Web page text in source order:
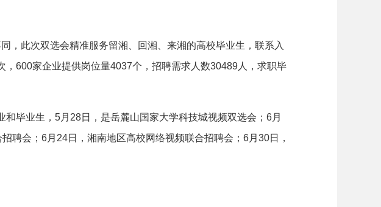
此次双选会精准服务留湘、回湘、来湘的高校毕业生，联系入
600家企业提供岗位量4037个，招聘需求人数30489人，求职毕
毕业生，5月28日，是岳麓山国家大学科技城视频双选会；6月
聘会；6月24日，湘南地区高校网络视频联合招聘会；6月30日，